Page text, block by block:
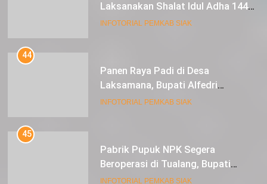
Laksanakan Shalat Idul Adha 1445
Hijriah di Lapangan Tugu Siak
INFOTORIAL PEMKAB SIAK
44
Panen Raya Padi di Desa
Laksamana, Bupati Alfedri
Serahkan 16 Unit Mesin Pompa Air
INFOTORIAL PEMKAB SIAK
45
Pabrik Pupuk NPK Segera
Beroperasi di Tualang, Bupati
Alfedri Investasi ini Tingkatkan
INFOTORIAL PEMKAB SIAK